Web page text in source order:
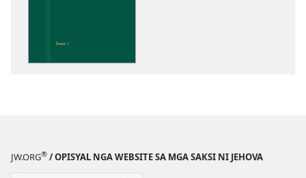
JW.ORG® / OPISYAL NGA WEBSITE SA MGA SAKSI NI JEHOVA